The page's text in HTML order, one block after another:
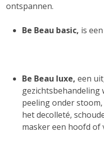
ontspannen.
Be Beau basic, is
Be Beau luxe, een
gezichtsbehandeling
peeling onder
het decolleté,
masker een hoofd